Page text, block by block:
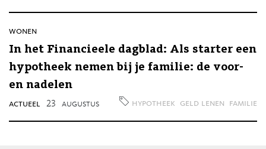
wonen
In het Financieele dagblad: Als starter een
hypotheek nemen bij je familie: de voor-
en nadelen
actueel 23 augustus hypotheek geld lenen familie